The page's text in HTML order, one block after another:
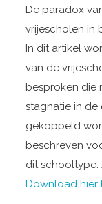
De paradox
vrijescholen in
In dit artikel
van de
besproken die
stagnatie in de
gekoppeld
beschreven
dit schooltype.
Download hier